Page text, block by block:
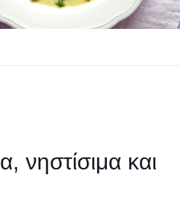
νηστίσιμα και